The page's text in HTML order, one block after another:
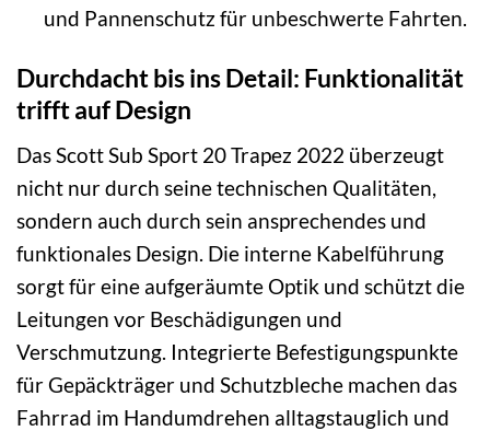
und Pannenschutz für unbeschwerte Fahrten.
Durchdacht bis ins Detail: Funktionalität
trifft auf Design
Das Scott Sub Sport 20 Trapez 2022 überzeugt
nicht nur durch seine technischen Qualitäten,
sondern auch durch sein ansprechendes und
funktionales Design. Die interne Kabelführung
sorgt für eine aufgeräumte Optik und schützt die
Leitungen vor Beschädigungen und
Verschmutzung. Integrierte Befestigungspunkte
für Gepäckträger und Schutzbleche machen das
Fahrrad im Handumdrehen alltagstauglich und